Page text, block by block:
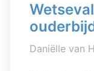
Daniëlle van